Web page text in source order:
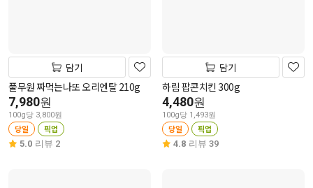
담기
풀무원 짜먹는나또 오리엔탈 210g
7,980원
100g당 3,800원
당일 픽업
5.0 리뷰 2
담기
하림 팝콘치킨 300g
4,480원
100g당 1,493원
당일 픽업
4.8 리뷰 39